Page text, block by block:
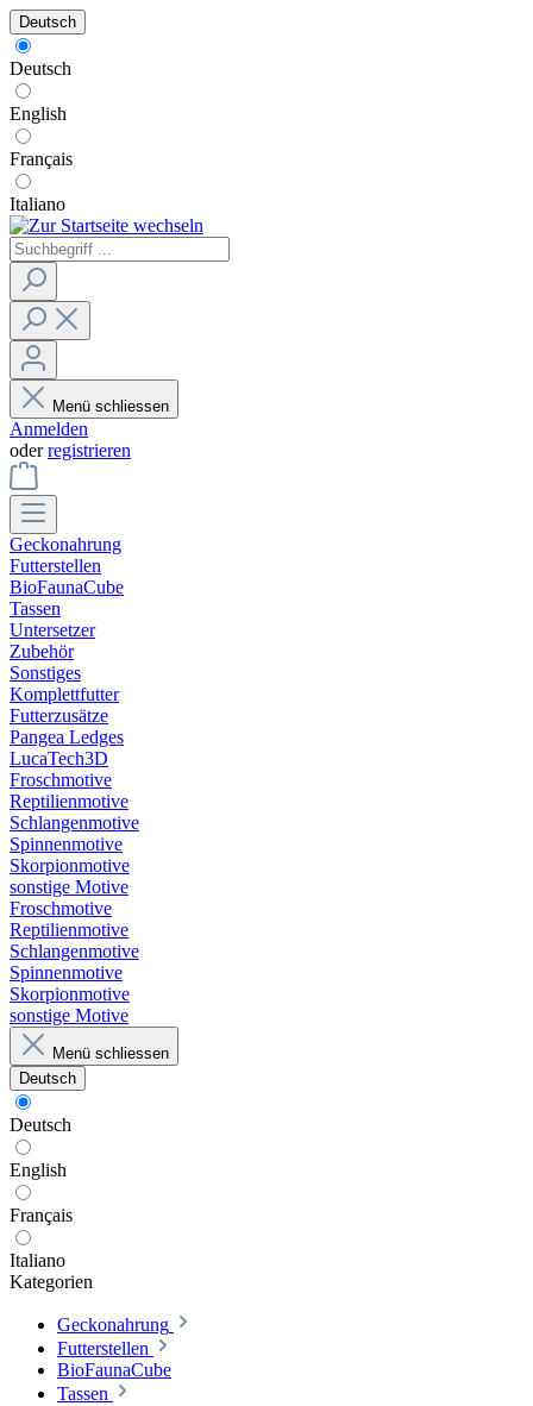
Deutsch
Deutsch
English
Français
Italiano
Menü schliessen
Anmelden
oderregistrieren
Geckonahrung
Futterstellen
BioFaunaCube
Tassen
Untersetzer
Zubehör
Sonstiges
Komplettfutter
Futterzusätze
Pangea Ledges
LucaTech3D
Froschmotive
Reptilienmotive
Schlangenmotive
Spinnenmotive
Skorpionmotive
sonstige Motive
Froschmotive
Reptilienmotive
Schlangenmotive
Spinnenmotive
Skorpionmotive
sonstige Motive
Menü schliessen
Deutsch
Deutsch
English
Français
Italiano
Kategorien
Geckonahrung
Futterstellen
BioFaunaCube
Tassen